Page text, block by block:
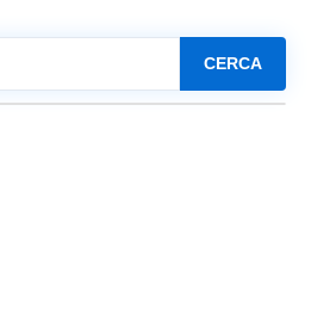
CERCA